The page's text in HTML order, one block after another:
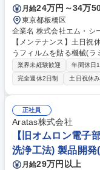
月給24万円～34万
東京都板橋区
企業名 株式会社エム・シー・ケー 求人名 未経験OK!
【メンテナンス】土日祝休/シェア業界
うフィルムを貼る機械(ラ
サイズ測定や目視確認な
陰で支えます。安定受注もあり将
■部品の検品(サイズ測定
て、ラミネート機の調整
換業務へステップアップ
る必要はありません。半
えるので未経験でも安心
社用車完備で直行直帰可能 募集職種 未経験OK!夜間や休日対応無【メ
ナンス】土日祝休/シェア
業界未経験歓迎 年間休日
完全週休2日制
土日祝休み
正社員
Aratas株式会社
【旧オムロン電子
洗浄工法) 製品開
月給29万円以上